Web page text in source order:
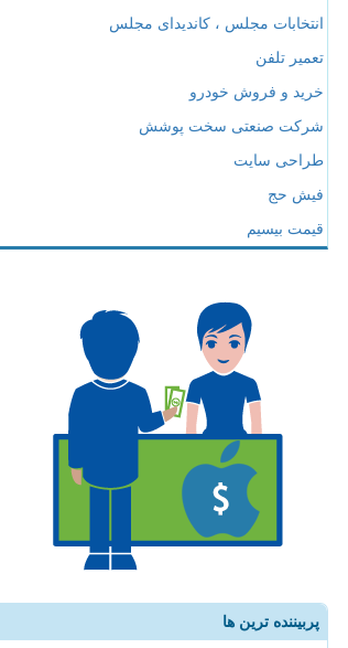
انتخابات مجلس ، کاندیدای مجلس
تعمیر تلفن
خرید و فروش خودرو
شرکت صنعتی سخت پوشش
طراحی سایت
فیش حج
قیمت بیسیم
پربیننده ترین ها